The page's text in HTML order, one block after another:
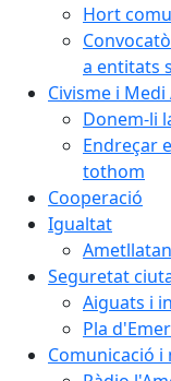
Hort
a entitats
Civisme i
Donem-li
Endreçar
tothom
Cooperació
Igualtat
Seguretat
Aiguats i
Pla
Comunicació i